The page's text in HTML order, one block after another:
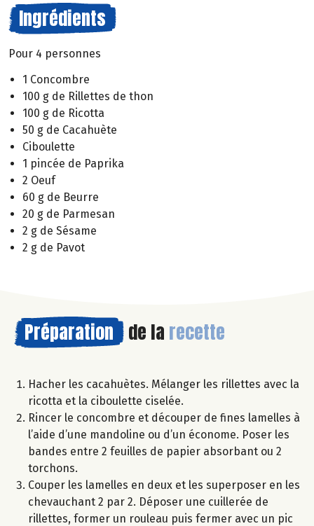
Ingrédients
Pour 4 personnes
1 Concombre
100 g de Rillettes de thon
100 g de Ricotta
50 g de Cacahuète
Ciboulette
1 pincée de Paprika
2 Oeuf
60 g de Beurre
20 g de Parmesan
2 g de Sésame
2 g de Pavot
Préparation de la recette
Hacher les cacahuètes. Mélanger les rillettes avec la
ricotta et la ciboulette ciselée.
Rincer le concombre et découper de fines lamelles à
l’aide d’une mandoline ou d’un économe. Poser les
bandes entre 2 feuilles de papier absorbant ou 2
torchons.
Couper les lamelles en deux et les superposer en les
chevauchant 2 par 2. Déposer une cuillerée de
rillettes, former un rouleau puis fermer avec un pic